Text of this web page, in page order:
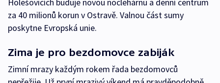
za 40 milionů korun v Ostravě. Valnou část sumy
poskytne Evropská unie.
Zima je pro bezdomovce zabiják
Zimní mrazy každým rokem řada bezdomovců